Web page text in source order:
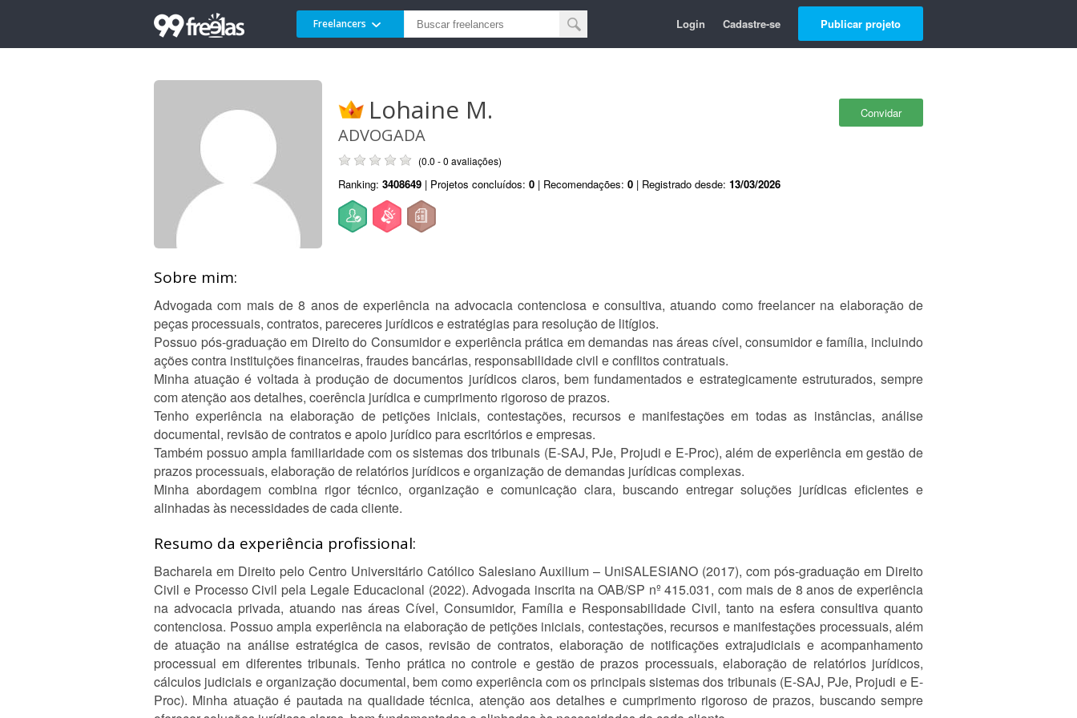
Freelancers Login Cadastre-se Publicar projeto
Convidar
Lohaine M.
ADVOGADA
(0.0 - 0 avaliações)
Ranking: 3408649 | Projetos concluídos: 0 | Recomendações: 0 | Registrado desde: 13/03/2026
Sobre mim:
Advogada com mais de 8 anos de experiência na advocacia contenciosa e consultiva, atuando como freelancer na elaboração de
peças processuais, contratos, pareceres jurídicos e estratégias para resolução de litígios.
Possuo pós-graduação em Direito do Consumidor e experiência prática em demandas nas áreas cível, consumidor e família, incluindo
ações contra instituições financeiras, fraudes bancárias, responsabilidade civil e conflitos contratuais.
Minha atuação é voltada à produção de documentos jurídicos claros, bem fundamentados e estrategicamente estruturados, sempre
com atenção aos detalhes, coerência jurídica e cumprimento rigoroso de prazos.
Tenho experiência na elaboração de petições iniciais, contestações, recursos e manifestações em todas as instâncias, análise
documental, revisão de contratos e apoio jurídico para escritórios e empresas.
Também possuo ampla familiaridade com os sistemas dos tribunais (E-SAJ, PJe, Projudi e E-Proc), além de experiência em gestão de
prazos processuais, elaboração de relatórios jurídicos e organização de demandas jurídicas complexas.
Minha abordagem combina rigor técnico, organização e comunicação clara, buscando entregar soluções jurídicas eficientes e
alinhadas às necessidades de cada cliente.
Resumo da experiência profissional:
Bacharela em Direito pelo Centro Universitário Católico Salesiano Auxilium – UniSALESIANO (2017), com pós-graduação em Direito
Civil e Processo Civil pela Legale Educacional (2022). Advogada inscrita na OAB/SP nº 415.031, com mais de 8 anos de experiência
na advocacia privada, atuando nas áreas Cível, Consumidor, Família e Responsabilidade Civil, tanto na esfera consultiva quanto
contenciosa. Possuo ampla experiência na elaboração de petições iniciais, contestações, recursos e manifestações processuais, além
de atuação na análise estratégica de casos, revisão de contratos, elaboração de notificações extrajudiciais e acompanhamento
processual em diferentes tribunais. Tenho prática no controle e gestão de prazos processuais, elaboração de relatórios jurídicos,
cálculos judiciais e organização documental, bem como experiência com os principais sistemas dos tribunais (E-SAJ, PJe, Projudi e E-
Proc). Minha atuação é pautada na qualidade técnica, atenção aos detalhes e cumprimento rigoroso de prazos, buscando sempre